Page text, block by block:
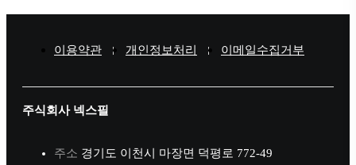
이용약관 개인정보처리 이메일수집거부
주식회사 넥스필
주소 경기도 이천시 마장면 덕평로 772-49